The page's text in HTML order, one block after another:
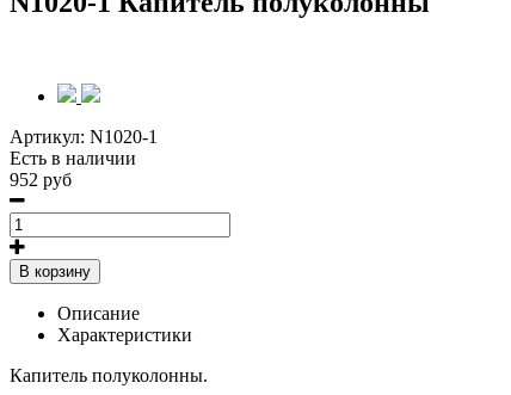
Артикул: N1020-1
Есть в наличии
952 руб
В корзину
Описание
Характеристики
Капитель полуколонны.